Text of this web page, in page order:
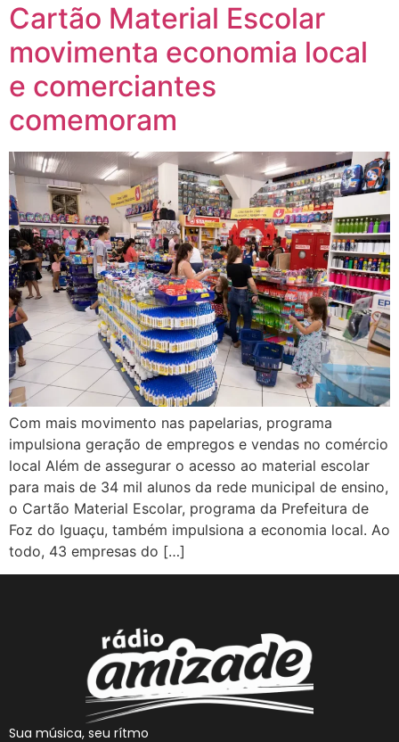
Cartão Material Escolar
movimenta economia local
e comerciantes
comemoram
Com mais movimento nas papelarias, programa
impulsiona geração de empregos e vendas no comércio
local Além de assegurar o acesso ao material escolar
para mais de 34 mil alunos da rede municipal de ensino,
o Cartão Material Escolar, programa da Prefeitura de
Foz do Iguaçu, também impulsiona a economia local. Ao
todo, 43 empresas do […]
Sua música, seu rítmo